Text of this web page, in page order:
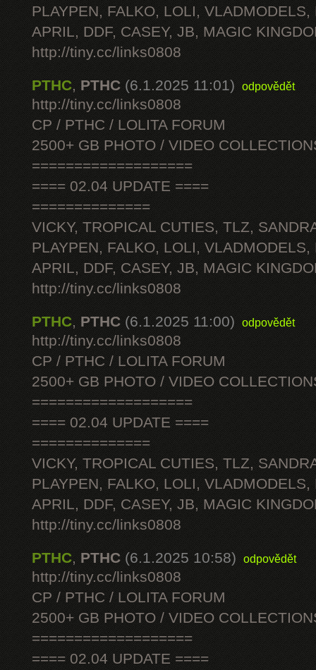
PLAYPEN, FALKO, LOLI, VLADMODELS,
APRIL, DDF, CASEY, JB, MAGIC
http://tiny.cc/links0808
PTHC, PTHC (6.1.2025 11:01) odpovědět
http://tiny.cc/links0808
CP / PTHC / LOLITA FORUM
2500+ GB PHOTO / VIDEO
===================
==== 02.04 UPDATE ====
==============
VICKY, TROPICAL CUTIES, TLZ,
PLAYPEN, FALKO, LOLI, VLADMODELS,
APRIL, DDF, CASEY, JB, MAGIC
http://tiny.cc/links0808
PTHC, PTHC (6.1.2025 11:00) odpovědět
http://tiny.cc/links0808
CP / PTHC / LOLITA FORUM
2500+ GB PHOTO / VIDEO
===================
==== 02.04 UPDATE ====
==============
VICKY, TROPICAL CUTIES, TLZ,
PLAYPEN, FALKO, LOLI, VLADMODELS,
APRIL, DDF, CASEY, JB, MAGIC
http://tiny.cc/links0808
PTHC, PTHC (6.1.2025 10:58) odpovědět
http://tiny.cc/links0808
CP / PTHC / LOLITA FORUM
2500+ GB PHOTO / VIDEO
===================
==== 02.04 UPDATE ====